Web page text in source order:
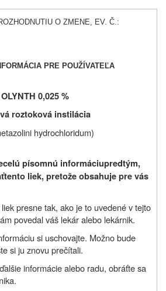
O ZMENE, EV. Č.:
PRE POUŽÍVATEĽA
OLYNTH 0,025 %
roztoková instilácia
hydrochloridum)
celú písomnú informáciupredtým,
tento liek, pretože obsahuje pre vás
presne tak, ako je to uvedené v tejto
povedal váš lekár alebo lekárnik.
si uschovajte. Možno bude
si ju znovu prečítali.
informácie alebo radu, obráťte sa